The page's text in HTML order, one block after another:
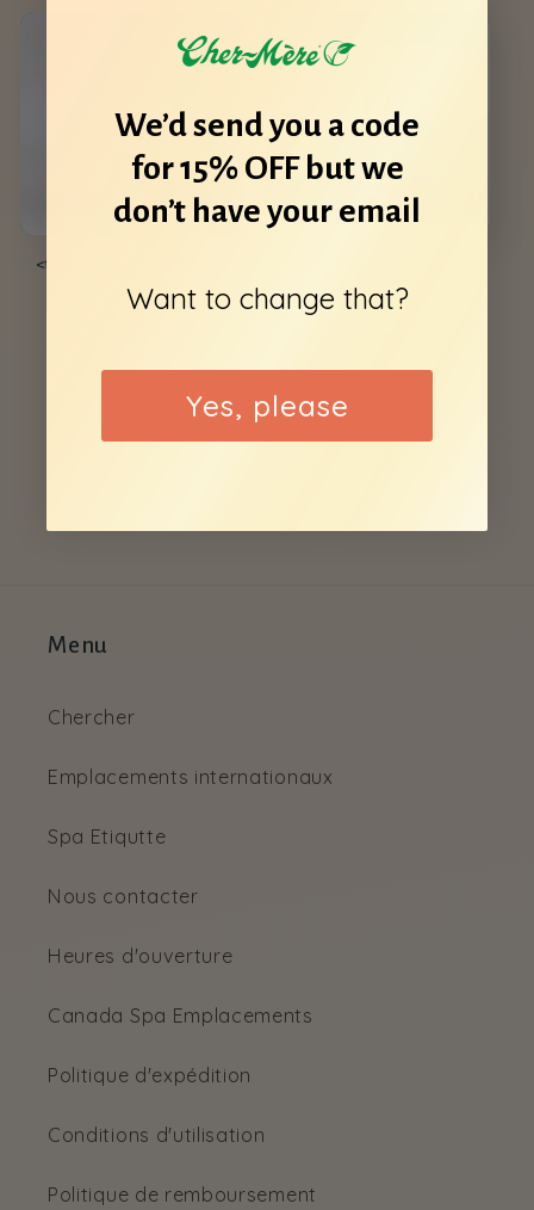
<transcy>Lotion de soin
intime</transcy>
intime</transcy>
1 review
Prix
habituel
$20.00
Menu
Chercher
Emplacements internationaux
Spa Etiqutte
Nous contacter
Heures d'ouverture
Canada Spa Emplacements
Politique d'expédition
Conditions d'utilisation
Politique de remboursement
We’d send you a code
for 15% OFF but we
don’t have your email
Want to change that?
Yes, please